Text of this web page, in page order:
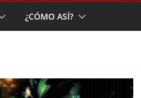
¿CÓMO ASÍ?